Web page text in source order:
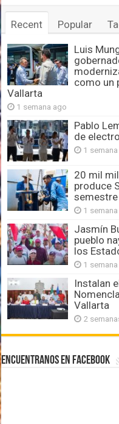
Recent Popular
Luis
como un
Vallarta
1 semana ago
Pablo
de
1
20 mil
produce
1
Jasmín
pueblo
los
1
Instalan
Vallarta
2
Encuentranos en Facebook